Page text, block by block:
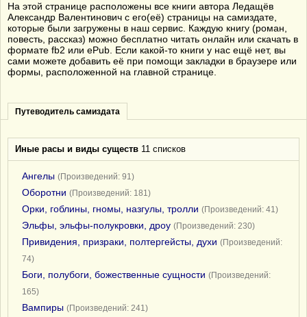
На этой странице расположены все книги автора Ледащёв
Александр Валентинович с его(её) страницы на самиздате,
которые были загружены в наш сервис. Каждую книгу (роман,
повесть, рассказ) можно бесплатно читать онлайн или скачать в
формате fb2 или ePub. Если какой-то книги у нас ещё нет, вы
сами можете добавить её при помощи закладки в браузере или
формы, расположенной на главной странице.
Путеводитель самиздата
Иные расы и виды существ 11 списков
Ангелы (Произведений: 91)
Оборотни (Произведений: 181)
Орки, гоблины, гномы, назгулы, тролли (Произведений: 41)
Эльфы, эльфы-полукровки, дроу (Произведений: 230)
Привидения, призраки, полтергейсты, духи (Произведений:
74)
Боги, полубоги, божественные сущности (Произведений:
165)
Вампиры (Произведений: 241)